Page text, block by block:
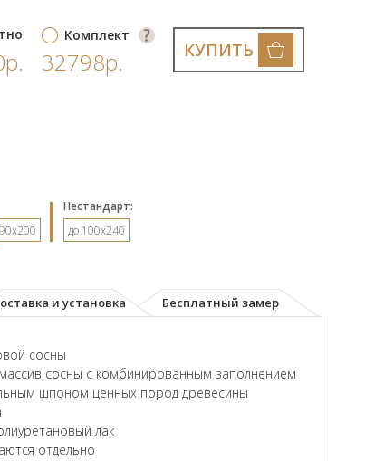
КУПИТЬ
Комплект
32798р.
90х200
Hестандарт:
до 100x240
и установка Бесплатный замер
сосны
сосны с комбинированным заполнением
шпоном ценных пород древесины
лак
отдельно